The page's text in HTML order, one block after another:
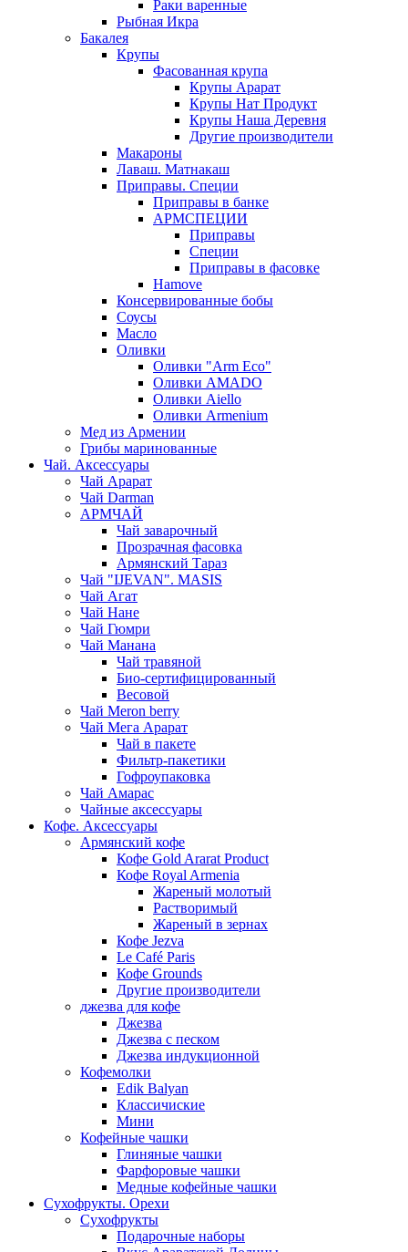
Раки варенные
Рыбная Икра
Бакалея
Крупы
Фасованная крупа
Крупы Арарат
Крупы Нат Продукт
Крупы Наша Деревня
Другие производители
Макароны
Лаваш. Матнакаш
Приправы. Специи
Приправы в банке
АРМСПЕЦИИ
Приправы
Специи
Приправы в фасовке
Hamove
Консервированные бобы
Соусы
Масло
Оливки
Оливки "Arm Eco"
Оливки AMADO
Оливки Aiello
Оливки Armenium
Мед из Армении
Грибы маринованные
Чай. Аксессуары
Чай Арарат
Чай Darman
АРМЧАЙ
Чай заварочный
Прозрачная фасовка
Армянский Тараз
Чай "IJEVAN". MASIS
Чай Агат
Чай Нане
Чай Гюмри
Чай Манана
Чай травяной
Био-сертифицированный
Весовой
Чай Meron berry
Чай Мега Арарат
Чай в пакете
Фильтр-пакетики
Гофроупаковка
Чай Амарас
Чайные аксессуары
Кофе. Аксессуары
Армянский кофе
Кофе Gold Ararat Product
Кофе Royal Armenia
Жареный молотый
Растворимый
Жареный в зернах
Кофе Jezva
Le Café Paris
Кофе Grounds
Другие производители
джезва для кофе
Джезва
Джезва с песком
Джезва индукционной
Кофемолки
Edik Balyan
Классичиские
Мини
Кофейные чашки
Глиняные чашки
Фарфоровые чашки
Медные кофейные чашки
Сухофрукты. Орехи
Сухофрукты
Подарочные наборы